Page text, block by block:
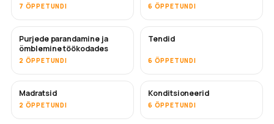
7 ÕPPETUNDI 6 ÕPPETUNDI
TULEMAS
Purjede parandamine ja
õmblemine töökodades
2 ÕPPETUNDI
Tendid
6 ÕPPETUNDI
Madratsid
2 ÕPPETUNDI
TULEMAS
Konditsioneerid
6 ÕPPETUNDI